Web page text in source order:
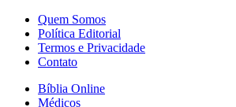
Quem Somos
Política Editorial
Termos e Privacidade
Contato
Bíblia Online
Médicos